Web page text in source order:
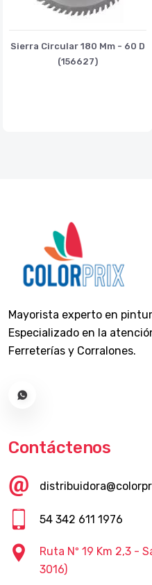
Sierra Circular 180 Mm - 60 D
(156627)
Mayorista experto en
Especializado en la
Ferreterías y Corralones.
Contáctenos
54 342 611 1976
Ruta Nº 19 Km 2,3 -
3016)